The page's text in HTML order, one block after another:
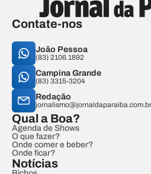
Contate-nos
João Pessoa
(83) 2106.1892
Campina Grande
(83) 3315-3204
Redação
jornalismo@jornaldaparaiba.com.br
Qual a Boa?
Agenda de Shows
O que fazer?
Onde comer e beber?
Onde ficar?
Notícias